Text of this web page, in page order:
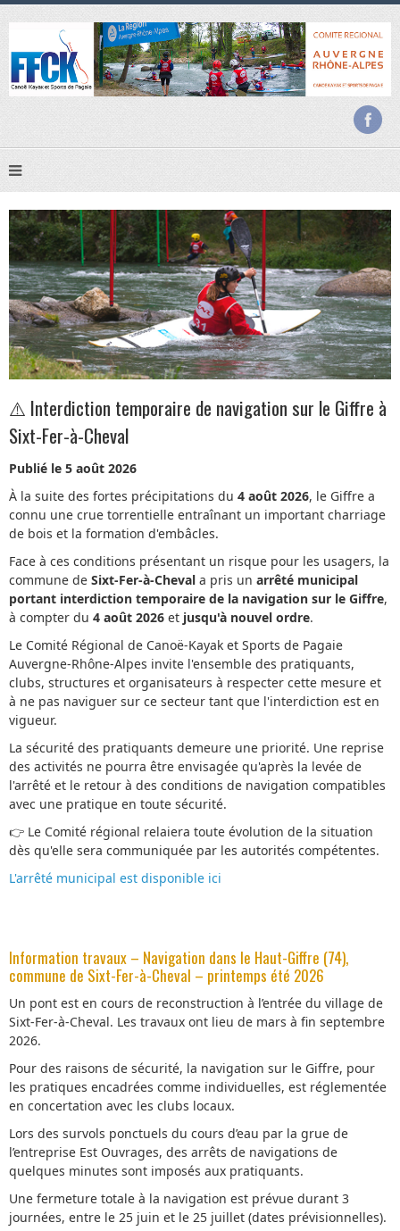
⚠️ Interdiction temporaire de navigation sur le Giffre à
Sixt-Fer-à-Cheval
Publié le 5 août 2026
À la suite des fortes précipitations du 4 août 2026, le Giffre a
connu une crue torrentielle entraînant un important charriage
de bois et la formation d'embâcles.
Face à ces conditions présentant un risque pour les usagers, la
commune de Sixt-Fer-à-Cheval a pris un arrêté municipal
portant interdiction temporaire de la navigation sur le Giffre,
à compter du 4 août 2026 et jusqu'à nouvel ordre.
Le Comité Régional de Canoë-Kayak et Sports de Pagaie
Auvergne-Rhône-Alpes invite l'ensemble des pratiquants,
clubs, structures et organisateurs à respecter cette mesure et
à ne pas naviguer sur ce secteur tant que l'interdiction est en
vigueur.
La sécurité des pratiquants demeure une priorité. Une reprise
des activités ne pourra être envisagée qu'après la levée de
l'arrêté et le retour à des conditions de navigation compatibles
avec une pratique en toute sécurité.
👉 Le Comité régional relaiera toute évolution de la situation
dès qu'elle sera communiquée par les autorités compétentes.
L'arrêté municipal est disponible ici
Information travaux – Navigation dans le Haut-Giffre (74),
commune de Sixt-Fer-à-Cheval – printemps été 2026
Un pont est en cours de reconstruction à l’entrée du village de
Sixt-Fer-à-Cheval. Les travaux ont lieu de mars à fin septembre
2026.
Pour des raisons de sécurité, la navigation sur le Giffre, pour
les pratiques encadrées comme individuelles, est réglementée
en concertation avec les clubs locaux.
Lors des survols ponctuels du cours d’eau par la grue de
l’entreprise Est Ouvrages, des arrêts de navigations de
quelques minutes sont imposés aux pratiquants.
Une fermeture totale à la navigation est prévue durant 3
journées, entre le 25 juin et le 25 juillet (dates prévisionnelles).